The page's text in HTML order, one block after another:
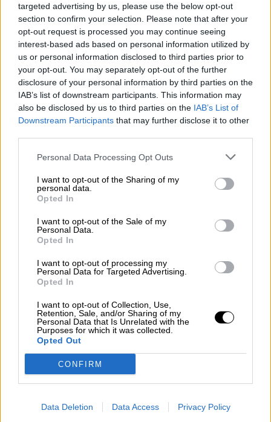
targeted advertising by us, please use the below opt-out
section to confirm your selection. Please note that after your
opt-out request is processed you may continue seeing
interest-based ads based on personal information utilized by
us or personal information disclosed to third parties prior to
your opt-out. You may separately opt-out of the further
disclosure of your personal information by third parties on the
IAB’s list of downstream participants. This information may
also be disclosed by us to third parties on the IAB’s List of
Downstream Participants that may further disclose it to other
Personal Data Processing Opt Outs
I want to opt-out of the Sharing of my
personal data.
Opted In
I want to opt-out of the Sale of my
Personal Data.
Opted In
I want to opt-out of processing my
Personal Data for Targeted Advertising.
Opted In
I want to opt-out of Collection, Use,
Retention, Sale, and/or Sharing of my
Personal Data that Is Unrelated with the
Purposes for which it was collected.
Opted Out
CONFIRM
Data Deletion Data Access Privacy Policy
España mantendrá el intervalo para
la segunda vacuna que recomiendan
los fabricantes
La EMA respalda la vacuna de
Janssen y Sanidad comienza a
distribuirla entre las CCAA